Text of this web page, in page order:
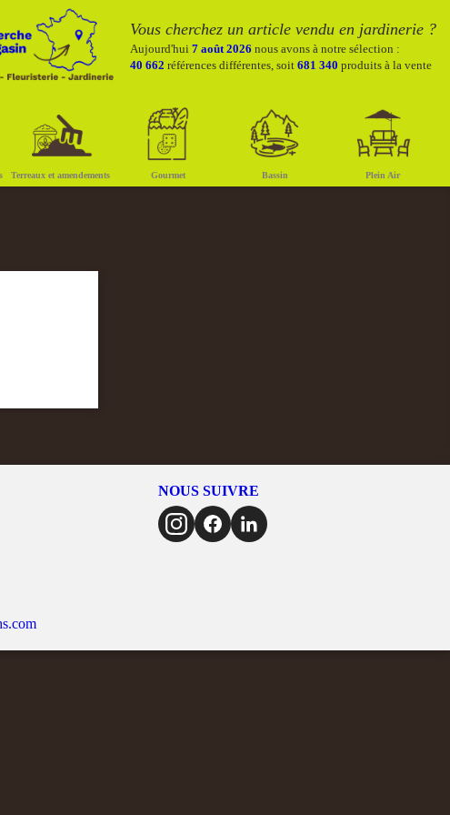
Vous cherchez un article vendu en jardinerie ?
Aujourd'hui 7 août 2026 nous avons à notre sélection :
40 662 références différentes, soit 681 340 produits à la vente
Terreaux et amendements Gourmet Bassin Plein Air
NOUS SUIVRE